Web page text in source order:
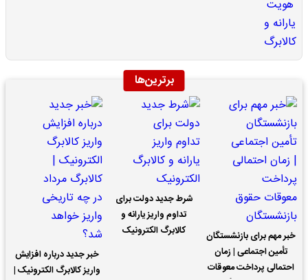
برترین‌ها
خبر مهم برای بازنشستگان
تأمین اجتماعی | زمان
احتمالی پرداخت معوقات
شرط جدید دولت برای
تداوم واریز یارانه و
کالابرگ الکترونیک
خبر جدید درباره افزایش
واریز کالابرگ الکترونیک |